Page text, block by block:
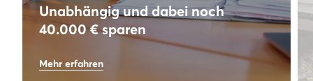
Unabhängig und dabei noch
40.000 € sparen
Autarkie
Mehr erfahren